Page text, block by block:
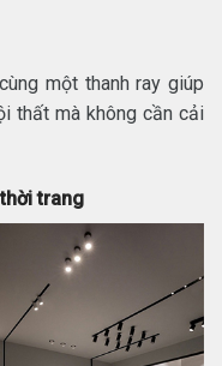
một thanh ray giúp
thất mà không cần cải
trang